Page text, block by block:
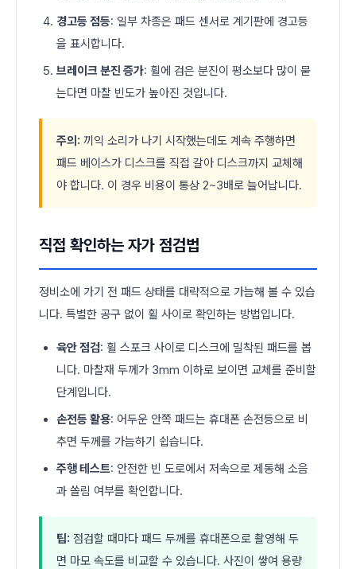
경고등 점등: 일부 차종은 패드 센서로 계기판에 경고등
을 표시합니다.
브레이크 분진 증가: 휠에 검은 분진이 평소보다 많이 묻
는다면 마찰 빈도가 높아진 것입니다.
주의: 끼익 소리가 나기 시작했는데도 계속 주행하면
패드 베이스가 디스크를 직접 갈아 디스크까지 교체해
야 합니다. 이 경우 비용이 통상 2~3배로 늘어납니다.
직접 확인하는 자가 점검법
정비소에 가기 전 패드 상태를 대략적으로 가늠해 볼 수 있습
니다. 특별한 공구 없이 휠 사이로 확인하는 방법입니다.
육안 점검: 휠 스포크 사이로 디스크에 밀착된 패드를 봅
니다. 마찰재 두께가 3mm 이하로 보이면 교체를 준비할
단계입니다.
손전등 활용: 어두운 안쪽 패드는 휴대폰 손전등으로 비
추면 두께를 가늠하기 쉽습니다.
주행 테스트: 안전한 빈 도로에서 저속으로 제동해 소음
과 쏠림 여부를 확인합니다.
팁: 점검할 때마다 패드 두께를 휴대폰으로 촬영해 두
면 마모 속도를 비교할 수 있습니다. 사진이 쌓여 용량